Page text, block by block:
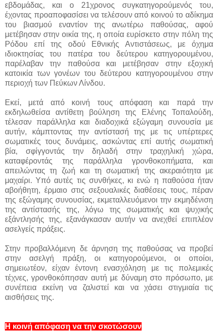
εβδομάδας, και ο 21χρονος συγκατηγορούμενός του,
έχοντας προαποφασίσει να τελέσουν από κοινού το αδίκημα
του βιασμού εναντίον της ανωτέρω παθούσας, αφού
μετέβησαν στην οικία της, η οποία ευρίσκετο στην πόλη της
Ρόδου επί της οδού Εθνικής Αντιστάσεως, με όχημα
ιδιοκτησίας του πατέρα του δεύτερου κατηγορουμένου,
παρέλαβαν την παθούσα και μετέβησαν στην εξοχική
κατοικία των γονέων του δεύτερου κατηγορουμένου στην
περιοχή των Πεύκων Λίνδου.
Εκεί, μετά από κοινή τους απόφαση και παρά την
εκδηλωθείσα αντίθετη βούληση της Ελένης Τοπαλούδη,
τέλεσαν παράλληλα και διαδοχικά εξώγαμη συνουσία με
αυτήν, κάμπτοντας την αντίστασή της με τις υπέρτερες
σωματικές τους δυνάμεις, ασκώντας επί αυτής σωματική
βία, σφίγγοντάς την δηλαδή στην τραχηλική χώρα,
καταφέροντάς της παράλληλα γρονθοκοπήματα, και
απειλώντας τη ζωή και τη σωματική της ακεραιότητα με
μαχαίρι. Υπό αυτές τις συνθήκες, κι ενώ η παθούσα ήταν
αβοήθητη, έρμαιο στις σεξουαλικές διαθέσεις τους, πέραν
της εξώγαμης συνουσίας, εκμεταλλευόμενοι την εκμηδένιση
της αντίστασής της, λόγω της σωματικής και ψυχικής
εξάντλησής της, εξανάγκασαν αυτήν να ανεχθεί επιπλέον
ασελγείς πράξεις.
Στην προβαλλόμενη δε άρνηση της παθούσας να προβεί
στην ασελγή πράξη, οι κατηγορούμενοι, οι οποίοι,
σημειωτέον, είχαν έντονη ενασχόληση με τις πολεμικές
τέχνες, γρονθοκόπησαν αυτή με δύναμη στο πρόσωπο, με
συνέπεια εκείνη να ζαλιστεί και να χάσει στιγμιαία τις
αισθήσεις της.
Η κοινή απόφαση να την σκοτώσουν